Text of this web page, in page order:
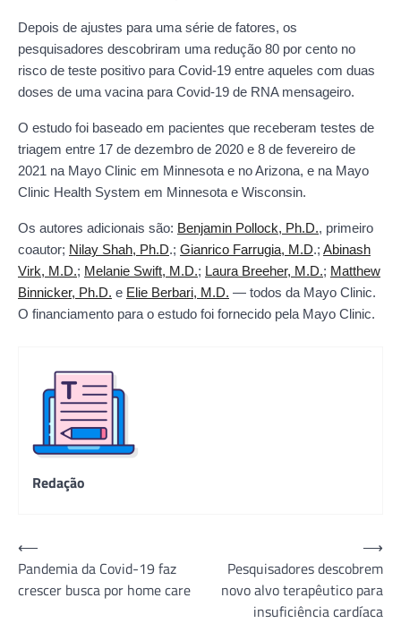
Depois de ajustes para uma série de fatores, os
pesquisadores descobriram uma redução 80 por cento no
risco de teste positivo para Covid-19 entre aqueles com duas
doses de uma vacina para Covid-19 de RNA mensageiro.
O estudo foi baseado em pacientes que receberam testes de
triagem entre 17 de dezembro de 2020 e 8 de fevereiro de
2021 na Mayo Clinic em Minnesota e no Arizona, e na Mayo
Clinic Health System em Minnesota e Wisconsin.
Os autores adicionais são: Benjamin Pollock, Ph.D., primeiro
coautor; Nilay Shah, Ph.D.; Gianrico Farrugia, M.D.; Abinash
Virk, M.D.; Melanie Swift, M.D.; Laura Breeher, M.D.; Matthew
Binnicker, Ph.D. e Elie Berbari, M.D. ― todos da Mayo Clinic.
O financiamento para o estudo foi fornecido pela Mayo Clinic.
Redação
Navegação
de
Post
⟵
Pandemia da Covid-19 faz
crescer busca por home care
Pesquisadores descobrem
novo alvo terapêutico para
insuficiência cardíaca
⟶